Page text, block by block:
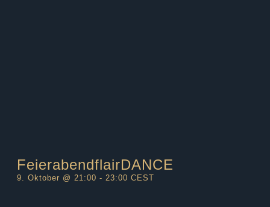
FeierabendflairDANCE
9. Oktober @ 21:00 - 23:00 CEST